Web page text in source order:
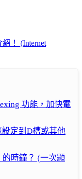
！ (Internet
功能，加快電
定到D槽或其他
時鐘？ (一次顯